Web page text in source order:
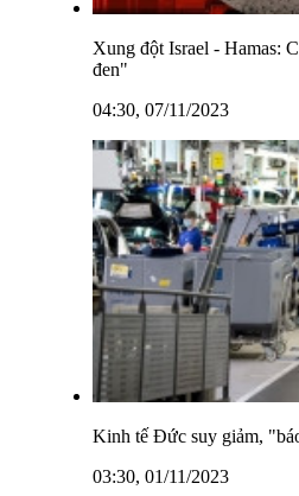
Xung đột Israel - Hamas:
đen"
04:30, 07/11/2023
Kinh tế Đức suy giảm,
03:30, 01/11/2023